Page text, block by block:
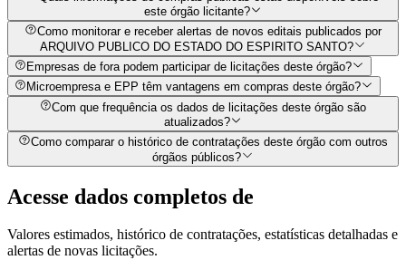
este órgão licitante?
Como monitorar e receber alertas de novos editais publicados por
ARQUIVO PUBLICO DO ESTADO DO ESPIRITO SANTO?
Empresas de fora podem participar de licitações deste órgão?
Microempresa e EPP têm vantagens em compras deste órgão?
Com que frequência os dados de licitações deste órgão são
atualizados?
Como comparar o histórico de contratações deste órgão com outros
órgãos públicos?
Acesse dados completos de
Valores estimados, histórico de contratações, estatísticas detalhadas e
alertas de novas licitações.